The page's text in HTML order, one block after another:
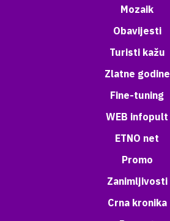
Mozaik
Obavijesti
Turisti kažu
Zlatne godine
Fine-tuning
WEB infopult
ETNO net
Promo
Zanimljivosti
Crna kronika